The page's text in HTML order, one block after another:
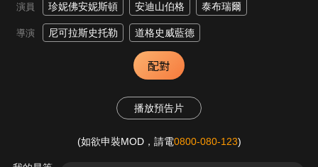
演員 珍妮佛安妮斯頓 安迪山伯格 泰布瑞爾
導演 尼可拉斯史托勒 道格史威藍德
配對
播放預告片
(如欲申裝MOD，請電0800-080-123)